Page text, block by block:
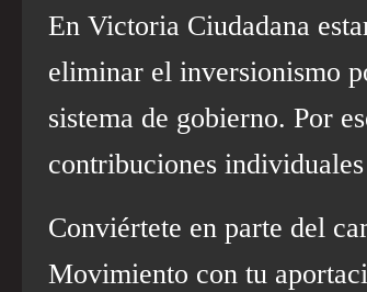
En Victoria Ciudadana
eliminar el inversionismo
sistema de gobierno. Por
contribuciones
Conviértete en parte del
Movimiento con tu